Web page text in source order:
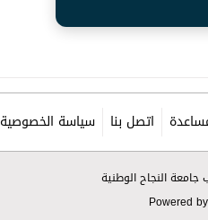
اتصل بنا سياسة الخصوصية
النجاح الوطنية
Powered by